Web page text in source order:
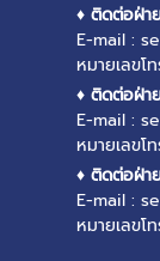
♦ ติดต่อฝ่า
E-mail :
หมายเลข
♦ ติดต่อฝ่า
E-mail :
หมายเลข
♦ ติดต่อฝ่า
E-mail :
หมายเลข